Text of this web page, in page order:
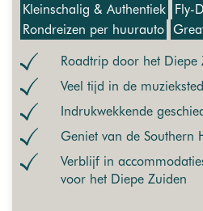
Kleinschalig & Authentiek
Fly-
Rondreizen per huurauto
Roadtrip door het Diepe
Veel tijd in de
Indrukwekkende
Geniet van de Southern
Verblijf in
voor het Diepe Zuiden